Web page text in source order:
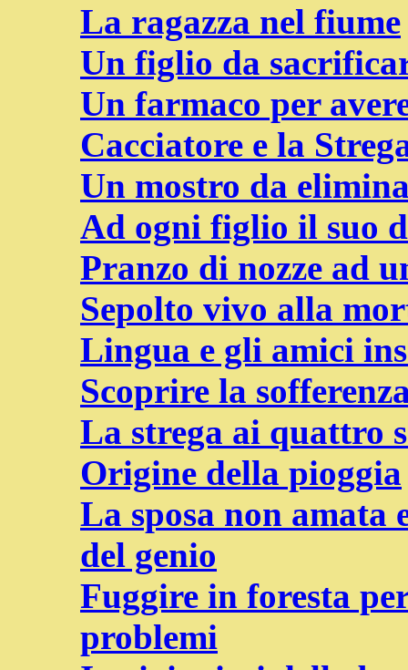
La ragazza nel fiume
Un figlio da
Un farmaco per
Cacciatore e la
Un mostro da
Ad ogni figlio il suo
Pranzo di nozze ad
Sepolto vivo alla
Lingua e gli amici
Scoprire la
La strega ai quattro
Origine della pioggia
La sposa non amata
del genio
Fuggire in foresta
problemi